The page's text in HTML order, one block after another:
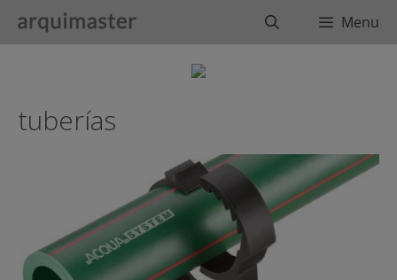
BuscarMenu
tuberías